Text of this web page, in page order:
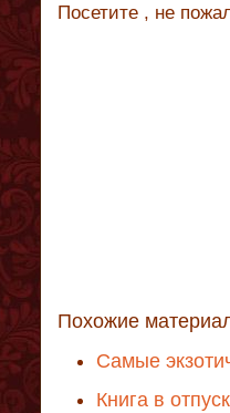
Посетите , не
Похожие
Самые
Книга в